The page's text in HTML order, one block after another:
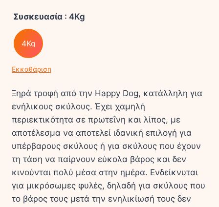
Συσκευασία : 4Kg
4Kg
Εκκαθάριση
Ξηρά τροφή από την Happy Dog, κατάλληλη για
ενήλικους σκύλους. Έχει χαμηλή
περιεκτικότητα σε πρωτεΐνη και λίπος, με
αποτέλεσμα να αποτελεί ιδανική επιλογή για
υπέρβαρους σκύλους ή για σκύλους που έχουν
τη τάση να παίρνουν εύκολα βάρος και δεν
κινούνται πολύ μέσα στην ημέρα. Ενδείκνυται
για μικρόσωμες φυλές, δηλαδή για σκύλους που
το βάρος τους μετά την ενηλικίωσή τους δεν